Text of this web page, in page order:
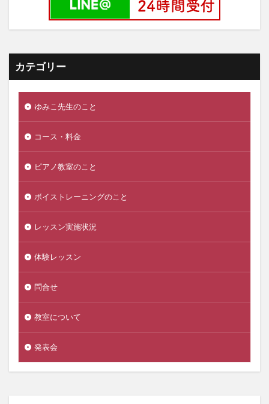
カテゴリー
ゆみこ先生のこと
コース・料金
ピアノ教室のこと
ボイストレーニングのこと
レッスン実施状況
体験レッスン
問合せ
教室について
発表会